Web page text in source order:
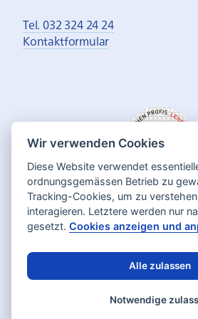
Tel. 032 324 24 24
Kontaktformular
Deutsch Français
Impressum
Wir verwenden Cookies
Diese Website verwendet
ordnungsgemässen Betrieb zu
Tracking-Cookies, um zu
interagieren. Letztere werden nur
gesetzt.Cookies anzeigen und
Alle zulassen
Notwendige